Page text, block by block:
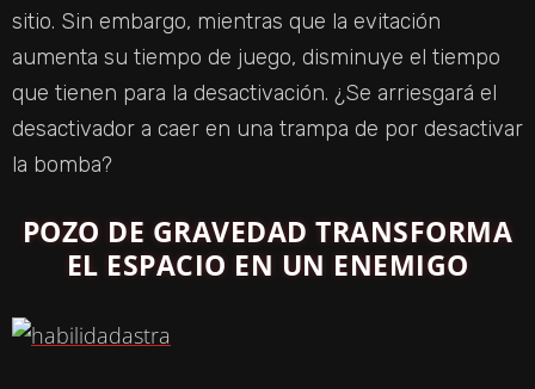
sitio. Sin embargo, mientras que la evitación
aumenta su tiempo de juego, disminuye el tiempo
que tienen para la desactivación. ¿Se arriesgará el
desactivador a caer en una trampa de por desactivar
la bomba?
POZO DE GRAVEDAD TRANSFORMA
EL ESPACIO EN UN ENEMIGO